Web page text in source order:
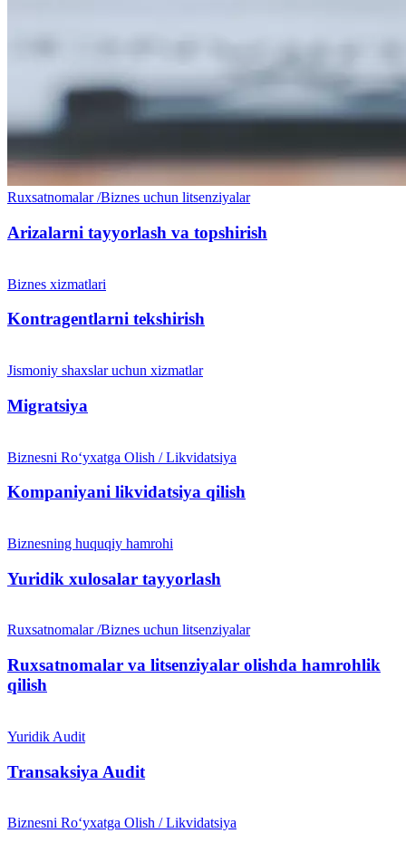
Ruxsatnomalar /Biznes uchun litsenziyalar
Arizalarni tayyorlash va topshirish
Biznes xizmatlari
Kontragentlarni tekshirish
Jismoniy shaxslar uchun xizmatlar
Migratsiya
Biznesni Ro‘yxatga Olish / Likvidatsiya
Kompaniyani likvidatsiya qilish
Biznesning huquqiy hamrohi
Yuridik xulosalar tayyorlash
Ruxsatnomalar /Biznes uchun litsenziyalar
Ruxsatnomalar va litsenziyalar olishda hamrohlik
qilish
Yuridik Audit
Transaksiya Audit
Biznesni Ro‘yxatga Olish / Likvidatsiya